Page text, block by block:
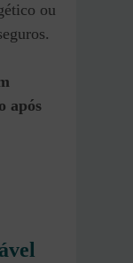
ou
após